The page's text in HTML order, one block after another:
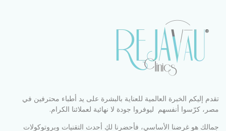
تقدم إليكم الخبرة العالمية للعناية بالبشرة على يد أطباء محترفين في
مصر، كرّسوا أنفسهم ليوفروا جودة لا نهائية لعملائنا الكرام.
جمالك هو غرضنا الأساسي، فأحضرنا لكِ أحدث التقنيات وبروتوكولات